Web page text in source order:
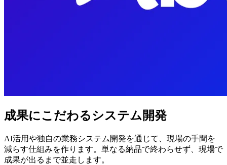
成果にこだわるシステム開発
AI活用や独自の業務システム開発を通じて、現場の手間を
減らす仕組みを作ります。単なる納品で終わらせず、現場で
成果が出るまで並走します。